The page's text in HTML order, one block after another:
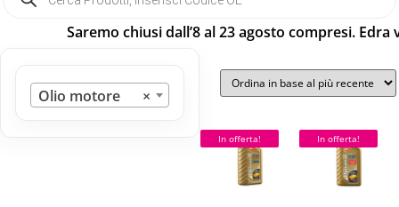
Saremo chiusi dall’8 al 23 agosto compresi.
×
Olio motore
In offerta! In offerta!